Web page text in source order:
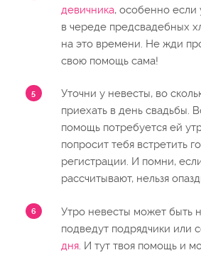
девичника, особенно если
в череде предсвадебных
на это времени. Не жди
свою помощь сама!
Уточни у невесты, во
приехать в день свадьбы.
помощь потребуется ей
попросит тебя встретить
регистрации. И помни,
рассчитывают, нельзя
Утро невесты может быть
подведут подрядчики или
дня. И тут твоя помощь и